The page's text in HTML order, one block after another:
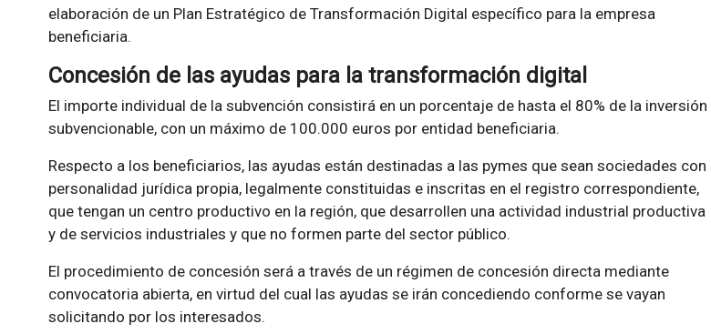
elaboración de un Plan Estratégico de Transformación Digital específico para la empresa
beneficiaria.
Concesión de las ayudas para la transformación digital
El importe individual de la subvención consistirá en un porcentaje de hasta el 80% de la inversión
subvencionable, con un máximo de 100.000 euros por entidad beneficiaria.
Respecto a los beneficiarios, las ayudas están destinadas a las pymes que sean sociedades con
personalidad jurídica propia, legalmente constituidas e inscritas en el registro correspondiente,
que tengan un centro productivo en la región, que desarrollen una actividad industrial productiva
y de servicios industriales y que no formen parte del sector público.
El procedimiento de concesión será a través de un régimen de concesión directa mediante
convocatoria abierta, en virtud del cual las ayudas se irán concediendo conforme se vayan
solicitando por los interesados.